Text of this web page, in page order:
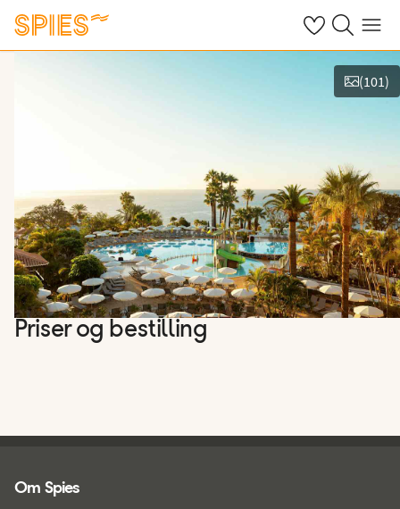
Se dine gemte
Søg påMenu
Vis film og billeder
(101)
Priser og bestilling
Om Spies